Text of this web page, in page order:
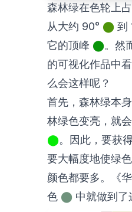
森林绿在色轮上
从大约 90° ⬤ 到
它的顶峰 ⬤。然
的可视化作品中
么会这样呢？
首先，森林绿本
林绿色变亮，就
⬤。因此，要获
要大幅度地使绿
颜色都要多。《
色 ⬤ 中就做到了